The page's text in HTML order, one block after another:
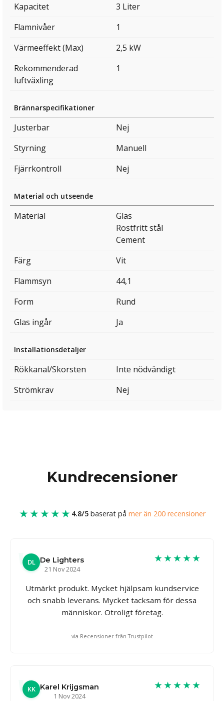
Kapacitet
3 Liter
Flamnivåer
1
Värmeeffekt (Max)
2,5 kW
Rekommenderad
luftväxling
1
Brännarspecifikationer
Justerbar
Nej
Styrning
Manuell
Fjärrkontroll
Nej
Material och utseende
Material
Glas
Rostfritt stål
Cement
Färg
Vit
Flammsyn
44,1
Form
Rund
Glas ingår
Ja
Installationsdetaljer
Rökkanal/Skorsten
Inte nödvändigt
Strömkrav
Nej
Kundrecensioner
★★★★★ 4.8/5baserat på mer än 200 recensioner
DL De Lighters
21 Nov 2024
★★★★★
Utmärkt produkt. Mycket hjälpsam kundservice
och snabb leverans. Mycket tacksam för dessa
människor. Otroligt företag.
via Recensioner från Trustpilot
KK Karel Krijgsman
1 Nov 2024
★★★★★